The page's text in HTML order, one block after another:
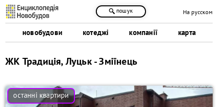
новобудови котеджі компанії карта
пошук На русском
ЖК Традиція, Луцьк - Зміїнець